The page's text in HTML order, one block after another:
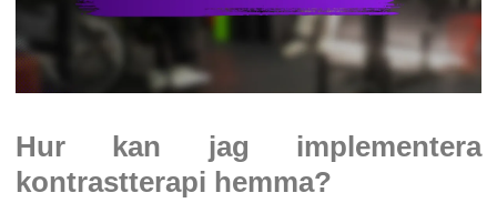
Hur kan jag implementera
kontrastterapi hemma?